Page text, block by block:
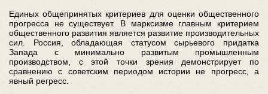
Единых общепринятых критериев для оценки общественного
прогресса не существует. В марксизме главным критерием
общественного развития является развитие производительных
сил. Россия, обладающая статусом сырьевого придатка
Запада с минимально развитым промышленным
производством, с этой точки зрения демонстрирует по
сравнению с советским периодом истории не прогресс, а
явный регресс.